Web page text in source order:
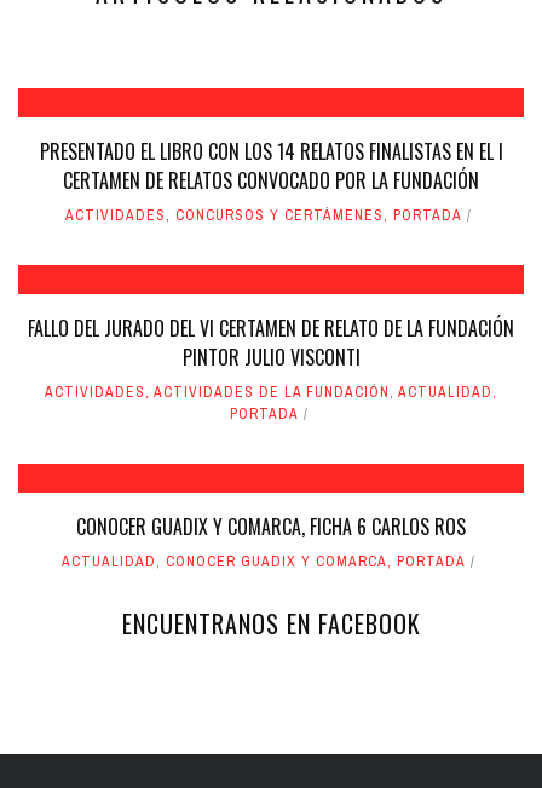
PRESENTADO EL LIBRO CON LOS 14 RELATOS FINALISTAS EN EL I
CERTAMEN DE RELATOS CONVOCADO POR LA FUNDACIÓN
ACTIVIDADES, CONCURSOS Y CERTÁMENES, PORTADA
FALLO DEL JURADO DEL VI CERTAMEN DE RELATO DE LA FUNDACIÓN
PINTOR JULIO VISCONTI
ACTIVIDADES, ACTIVIDADES DE LA FUNDACIÓN, ACTUALIDAD,
PORTADA
CONOCER GUADIX Y COMARCA, FICHA 6 CARLOS ROS
ACTUALIDAD, CONOCER GUADIX Y COMARCA, PORTADA
ENCUENTRANOS EN FACEBOOK